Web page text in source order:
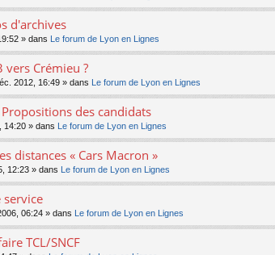
d'archives
» dans Le forum de Lyon en Lignes
vers Crémieu ?
2012, 16:49 » dans Le forum de Lyon en Lignes
des candidats
14:20 » dans Le forum de Lyon en Lignes
distances « Cars Macron »
12:23 » dans Le forum de Lyon en Lignes
service
06:24 » dans Le forum de Lyon en Lignes
TCL/SNCF